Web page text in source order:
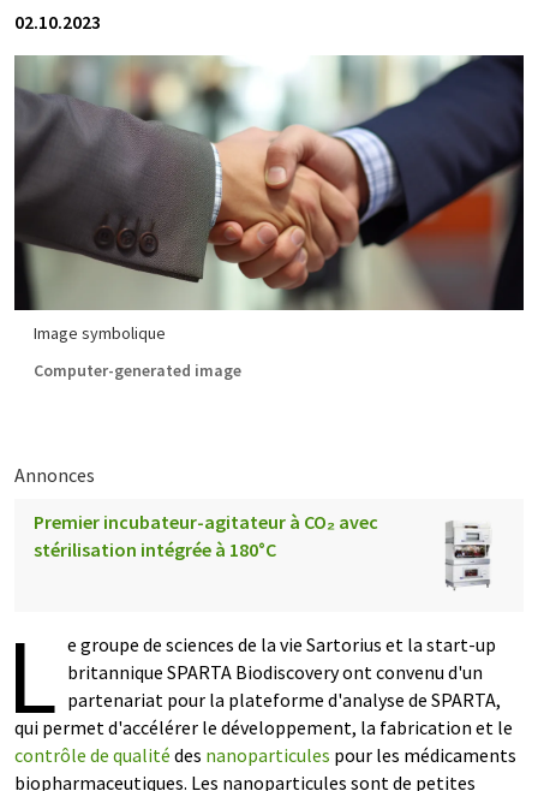
02.10.2023
Image symbolique
Computer-generated image
Annonces
Premier incubateur-agitateur à CO₂ avec
stérilisation intégrée à 180°C
L e groupe de sciences de la vie Sartorius et la start-up
britannique SPARTA Biodiscovery ont convenu d'un
partenariat pour la plateforme d'analyse de SPARTA,
qui permet d'accélérer le développement, la fabrication et le
contrôle de qualité des nanoparticules pour les médicaments
biopharmaceutiques. Les nanoparticules sont de petites